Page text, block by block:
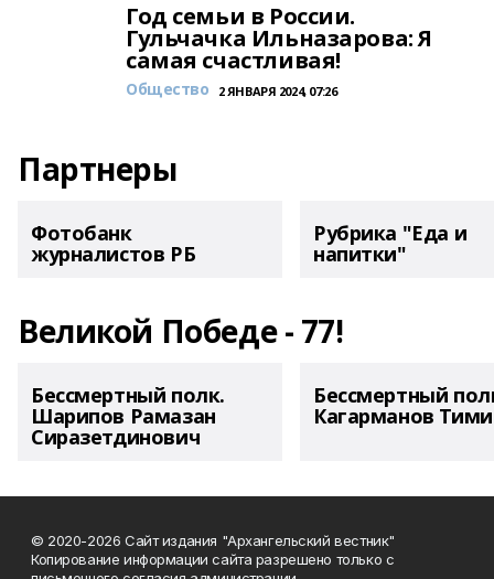
Год семьи в России.
Гульчачка Ильназарова: Я
самая счастливая!
Общество 2 ЯНВАРЯ 2024, 07:26
Партнеры
Фотобанк
журналистов РБ
Рубрика "Еда и
напитки"
Великой Победе - 77!
Бессмертный полк.
Шарипов Рамазан
Сиразетдинович
Бессмертный
Кагарманов
© 2020-2026 Сайт издания "Архангельский вестник"
Копирование информации сайта разрешено только с